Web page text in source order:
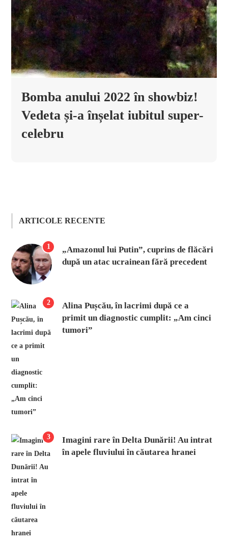
Bomba anului 2022 în showbiz!
Vedeta și-a înșelat iubitul super-
celebru
ARTICOLE RECENTE
1
„Amazonul lui Putin”, cuprins de flăcări
după un atac ucrainean fără precedent
2
Alina Pușcău, în lacrimi după ce a
primit un diagnostic cumplit: „Am cinci
tumori”
3
Imagini rare în Delta Dunării! Au intrat
în apele fluviului în căutarea hranei